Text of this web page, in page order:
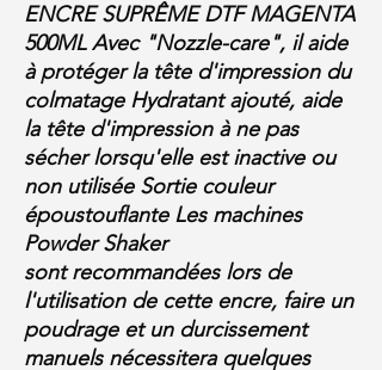
ENCRE SUPRÊME DTF MAGENTA
500ML Avec "Nozzle-care", il aide
à protéger la tête d'impression du
colmatage Hydratant ajouté, aide
la tête d'impression à ne pas
sécher lorsqu'elle est inactive ou
non utilisée Sortie couleur
époustouflante Les machines
Powder Shaker
sont recommandées lors de
l'utilisation de cette encre, faire un
poudrage et un durcissement
manuels nécessitera quelques